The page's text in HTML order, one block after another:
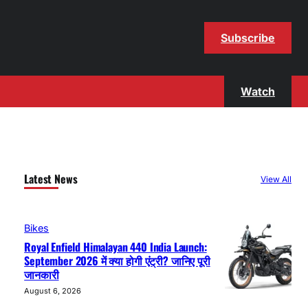
Subscribe
Watch
Latest News View All
Bikes
Royal Enfield Himalayan 440 India Launch:
September 2026 में क्या होगी एंट्री? जानिए पूरी
जानकारी
August 6, 2026